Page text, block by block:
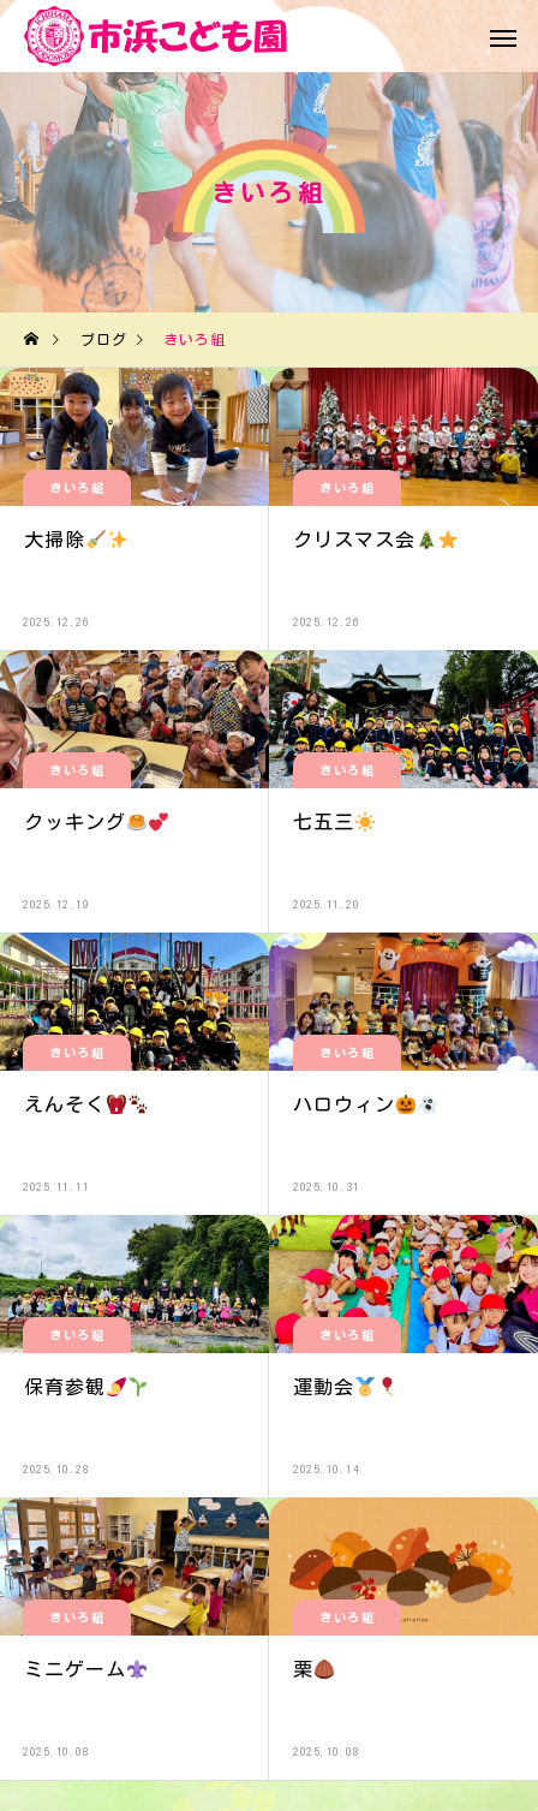
きいろ組
ブログ きいろ組
きいろ組
大掃除
2025.12.26
きいろ組
クリスマス会
2025.12.26
きいろ組
クッキング
2025.12.19
きいろ組
七五三
2025.11.20
きいろ組
えんそく
2025.11.11
きいろ組
ハロウィン
2025.10.31
きいろ組
保育参観
2025.10.28
きいろ組
運動会
2025.10.14
きいろ組
ミニゲーム
2025.10.08
きいろ組
栗
2025.10.08